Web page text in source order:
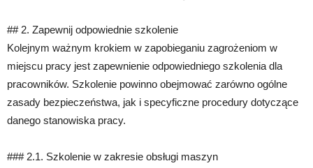
## 2. Zapewnij odpowiednie szkolenie
Kolejnym ważnym krokiem w zapobieganiu zagrożeniom w
miejscu pracy jest zapewnienie odpowiedniego szkolenia dla
pracowników. Szkolenie powinno obejmować zarówno ogólne
zasady bezpieczeństwa, jak i specyficzne procedury dotyczące
danego stanowiska pracy.
### 2.1. Szkolenie w zakresie obsługi maszyn